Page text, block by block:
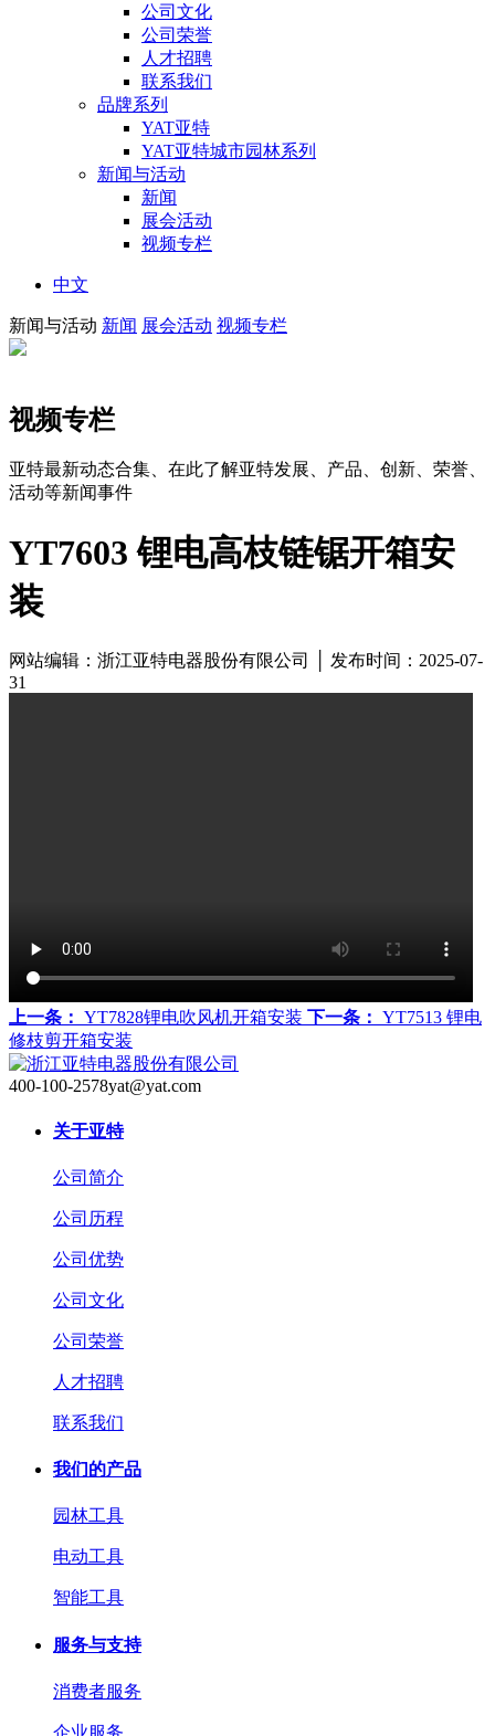
公司文化
公司荣誉
人才招聘
联系我们
品牌系列
YAT亚特
YAT亚特城市园林系列
新闻与活动
新闻
展会活动
视频专栏
中文
新闻与活动 新闻 展会活动 视频专栏
视频专栏
亚特最新动态合集、在此了解亚特发展、产品、创新、荣誉、
活动等新闻事件
YT7603 锂电高枝链锯开箱安
装
网站编辑：浙江亚特电器股份有限公司 │ 发布时间：2025-07-
31
上一条： YT7828锂电吹风机开箱安装 下一条： YT7513 锂电
修枝剪开箱安装
400-100-2578yat@yat.com
关于亚特
公司简介
公司历程
公司优势
公司文化
公司荣誉
人才招聘
联系我们
我们的产品
园林工具
电动工具
智能工具
服务与支持
消费者服务
企业服务